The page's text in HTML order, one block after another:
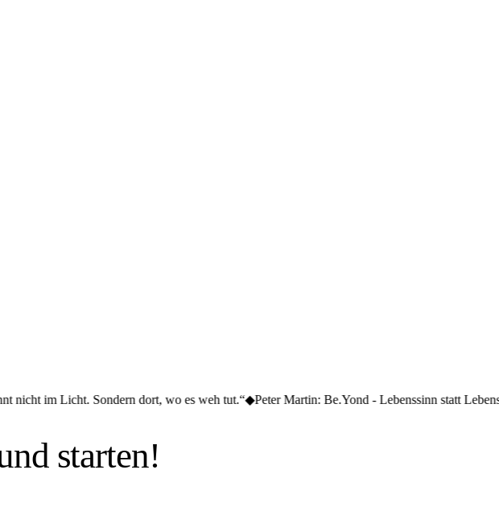
Sondern dort, wo es weh tut.“◆Peter Martin: Be.Yond - Lebenssinn statt Lebenslauf◆Sven
starten!